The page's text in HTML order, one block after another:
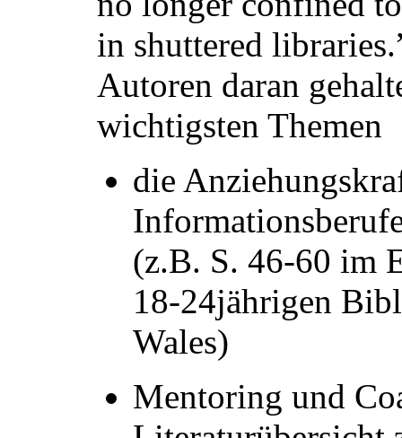
in shuttered
Autoren daran
wichtigsten Themen
die
(z.B. S. 46-60 im
18-24jährigen
Wales)
Mentoring und